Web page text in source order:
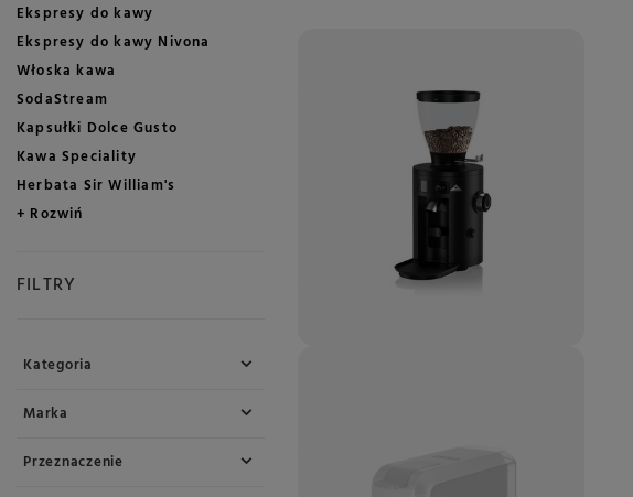
Ekspresy do kawy
Ekspresy do kawy Nivona
Włoska kawa
SodaStream
Kapsułki Dolce Gusto
Kawa Speciality
Herbata Sir William's
+ Rozwiń
FILTRY
Kategoria
Marka
Przeznaczenie